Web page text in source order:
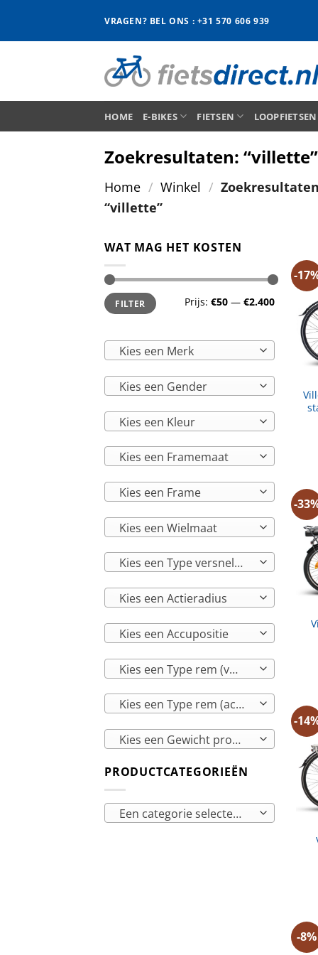
inhoud
VRAGEN? BEL ONS : +31 570 606 939
HOME E-BIKES FIETSEN LOOPFIETSEN
Zoekresultaten: “villette”
Home / Winkel /
“villette”
WAT MAG HET KOSTEN
Min.
prijs
Max.
prijsFILTER Prijs: €50 — €2.400
Kies een Merk
Kies een Gender
Kies een Kleur
Kies een Framemaat
Kies een Frame
Kies een Wielmaat
Kies een Type versnelling
Kies een Actieradius
Kies een Accupositie
Kies een Type rem (voor)
Kies een Type rem (achter)
Kies een Gewicht product
PRODUCTCATEGORIEËN
Een categorie selecteren
-
-
-
-8%